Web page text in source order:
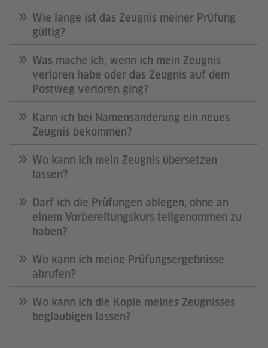
Wie lange ist das Zeugnis meiner Prüfung
gültig?
Was mache ich, wenn ich mein Zeugnis
verloren habe oder das Zeugnis auf dem
Postweg verloren ging?
Kann ich bei Namensänderung ein neues
Zeugnis bekommen?
Wo kann ich mein Zeugnis übersetzen
lassen?
Darf ich die Prüfungen ablegen, ohne an
einem Vorbereitungskurs teilgenommen zu
haben?
Wo kann ich meine Prüfungsergebnisse
abrufen?
Wo kann ich die Kopie meines Zeugnisses
beglaubigen lassen?